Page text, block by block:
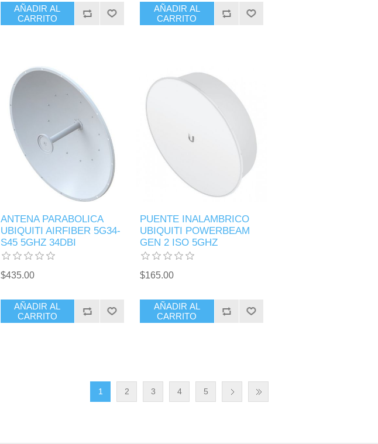
AÑADIR AL
CARRITO
AÑADIR AL
CARRITO
ANTENA PARABOLICA
UBIQUITI AIRFIBER 5G34-
S45 5GHZ 34DBI
$435.00
AÑADIR AL
CARRITO
PUENTE INALAMBRICO
UBIQUITI POWERBEAM
GEN 2 ISO 5GHZ
$165.00
AÑADIR AL
CARRITO
1 2 3 4 5